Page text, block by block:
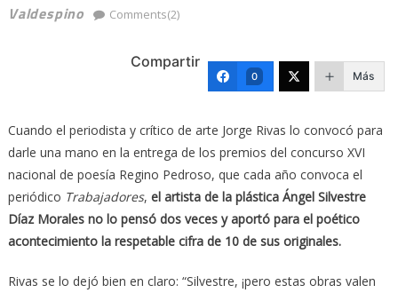
Valdespino
Comments(2)
Compartir
0 Más
Cuando el periodista y crítico de arte Jorge Rivas lo convocó para
darle una mano en la entrega de los premios del concurso XVI
nacional de poesía Regino Pedroso, que cada año convoca el
periódico Trabajadores, el artista de la plástica Ángel Silvestre
Díaz Morales no lo pensó dos veces y aportó para el poético
acontecimiento la respetable cifra de 10 de sus originales.
Rivas se lo dejó bien en claro: “Silvestre, ¡pero estas obras valen